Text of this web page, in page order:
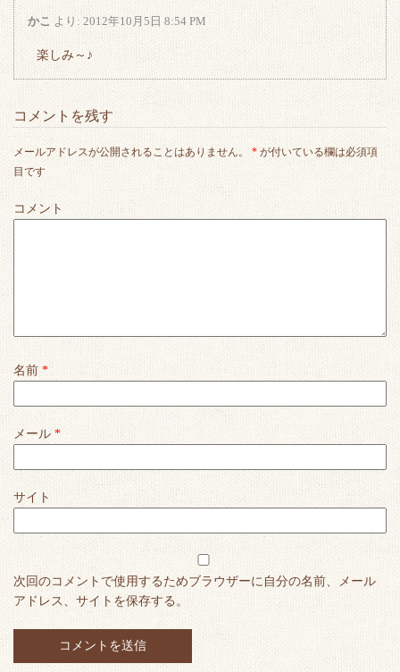
かこ より: 2012年10月5日 8:54 PM
楽しみ～♪
コメントを残す
メールアドレスが公開されることはありません。 * が付いている欄は必須項
目です
コメント
名前 *
メール *
サイト
次回のコメントで使用するためブラウザーに自分の名前、メール
アドレス、サイトを保存する。